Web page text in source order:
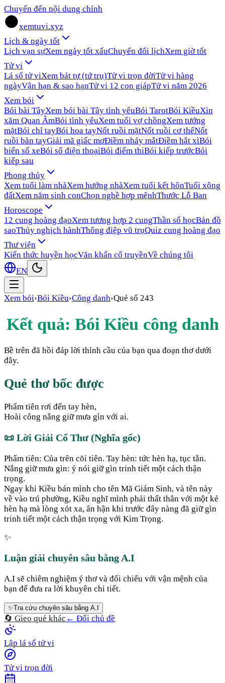
Chuyển đến nội dung chính
xemtuvi.xyz
Lịch & ngày tốt
Lịch vạn sựXem ngày tốt xấuChuyển đổi lịchXem giờ tốt
Tử vi
Lá số tử viXem bát tự (tứ trụ)Tử vi trọn đờiTử vi hàng
ngàyVận hạn & sao hạnTử vi 12 con giápTử vi năm 2026
Xem bói
Bói bài TâyXem bói bài Tây tình yêuBói TarotBói KiềuXin
xăm Quan ÂmBói tình yêuXem tuổi vợ chồngXem tướng
mặtBói chỉ tayBói hoa tayNốt ruồi mặtNốt ruồi cơ thểNốt
ruồi bàn tayGiải mã giấc mơĐiềm nháy mắtĐiềm hắt xìBói
biển số xeBói số điện thoạiBói điểm thiBói kiếp trướcBói
kiếp sau
Phong thủy
Xem tuổi làm nhàXem hướng nhàXem tuổi kết hônTuổi xông
đấtXem năm sinh conChọn nghề hợp mệnhThước Lỗ Ban
Horoscope
12 cung hoàng đạoXem tương hợp 2 cungThần số họcBản đồ
saoThủy nghịch hànhThông điệp vũ trụQuiz cung hoàng đạo
Thư viện
Kiến thức huyền họcVăn khấn cổ truyềnVề chúng tôi
EN
Xem bói›Bói Kiều›Công danh›Quẻ số 243
Kết quả: Bói Kiều công danh
Bề trên đã hồi đáp lời thỉnh cầu của bạn qua đoạn thơ dưới
đây.
Quẻ thơ bốc được
Phẩm tiên rơi đến tay hèn,
Hoài công nắng giữ mưa gìn với ai.
📜 Lời Giải Cổ Thư (Nghĩa gốc)
Phẩm tiên: Của trên cõi tiên. Tay hèn: tức hèn hạ, tục tằn.
Nắng giữ mưa gìn: ý nói giữ gìn trinh tiết một cách thận
trọng.
Ngay khi Kiều bán mình cho tên Mã Giám Sinh, và tên này
về vào trú phường, Kiều nghĩ mình phải thất thân với một kẻ
hèn hạ mà lòng xót xa, ân hận khi trước đây nàng đã giữ gìn
trinh tiết một cách thận trọng với Kim Trọng.
✨
Luận giải chuyên sâu bằng A.I
A.I sẽ chiêm nghiệm ý thơ và đối chiếu với vận mệnh của
bạn để đưa ra lời khuyên chi tiết.
✨Tra cứu chuyên sâu bằng A.I
🔄 Gieo quẻ khác ← Đổi chủ đề
Lập lá số tử vi
Tử vi trọn đời